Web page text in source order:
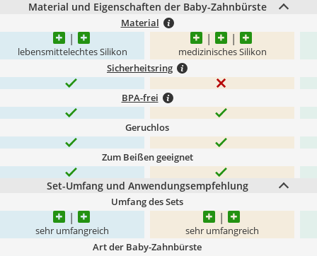
Material und Eigenschaften der Baby-Zahnbürste
Material
lebensmittelechtes Silikon medizinisches Silikon
Sicherheitsring
BPA-frei
Geruchlos
Zum Beißen geeignet
Set-Umfang und Anwendungsempfehlung
Umfang des Sets
sehr umfangreich sehr umfangreich
Art der Baby-Zahnbürste